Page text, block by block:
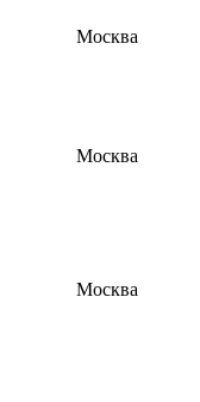
Москва
Москва
Москва